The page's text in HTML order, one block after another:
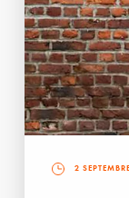
2 SEPTEMBRE